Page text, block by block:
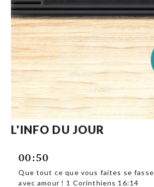
L'INFO DU JOUR
00:50
Que tout ce que vous faites se fasse
avec amour ! 1 Corinthiens 16:14